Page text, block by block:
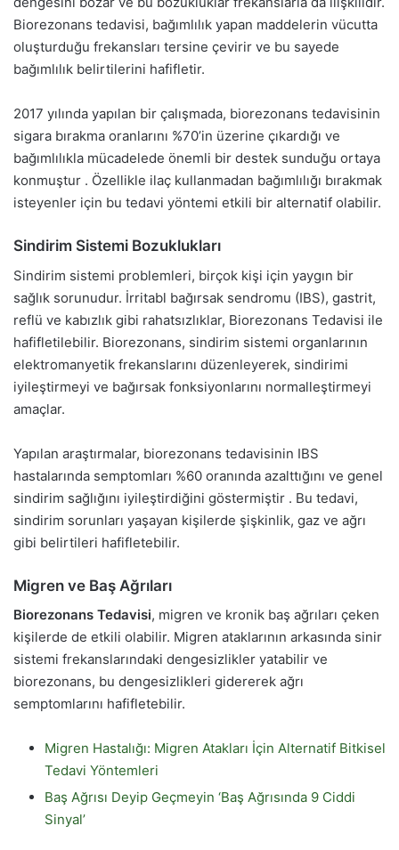
Biorezonans tedavisi, bağımlılık yapan maddelerin vücutta
oluşturduğu frekansları tersine çevirir ve bu sayede
bağımlılık belirtilerini hafifletir.
2017 yılında yapılan bir çalışmada, biorezonans tedavisinin
sigara bırakma oranlarını %70’in üzerine çıkardığı ve
bağımlılıkla mücadelede önemli bir destek sunduğu ortaya
konmuştur . Özellikle ilaç kullanmadan bağımlılığı bırakmak
isteyenler için bu tedavi yöntemi etkili bir alternatif olabilir.
Sindirim Sistemi Bozuklukları
Sindirim sistemi problemleri, birçok kişi için yaygın bir
sağlık sorunudur. İrritabl bağırsak sendromu (IBS), gastrit,
reflü ve kabızlık gibi rahatsızlıklar, Biorezonans Tedavisi ile
hafifletilebilir. Biorezonans, sindirim sistemi organlarının
elektromanyetik frekanslarını düzenleyerek, sindirimi
iyileştirmeyi ve bağırsak fonksiyonlarını normalleştirmeyi
amaçlar.
Yapılan araştırmalar, biorezonans tedavisinin IBS
hastalarında semptomları %60 oranında azalttığını ve genel
sindirim sağlığını iyileştirdiğini göstermiştir . Bu tedavi,
sindirim sorunları yaşayan kişilerde şişkinlik, gaz ve ağrı
gibi belirtileri hafifletebilir.
Migren ve Baş Ağrıları
Biorezonans Tedavisi, migren ve kronik baş ağrıları çeken
kişilerde de etkili olabilir. Migren ataklarının arkasında sinir
sistemi frekanslarındaki dengesizlikler yatabilir ve
biorezonans, bu dengesizlikleri gidererek ağrı
semptomlarını hafifletebilir.
Migren Hastalığı: Migren Atakları İçin Alternatif Bitkisel
Tedavi Yöntemleri
Baş Ağrısı Deyip Geçmeyin ‘Baş Ağrısında 9 Ciddi
Sinyal’